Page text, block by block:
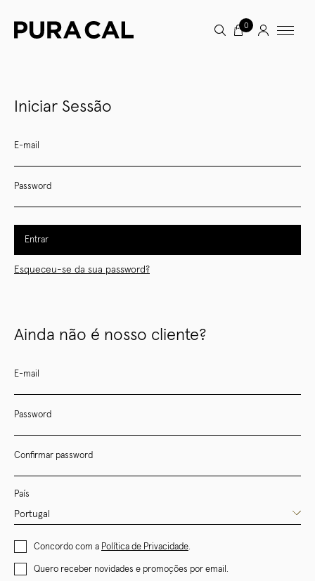
0
Iniciar Sessão
E-mail
Password
Entrar
Esqueceu-se da sua password?
Ainda não é nosso cliente?
E-mail
Password
Confirmar password
País
Concordo com a Política de Privacidade.
Quero receber novidades e promoções por email.